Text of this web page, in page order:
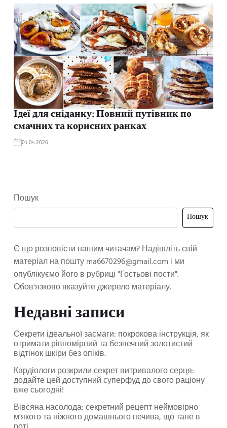
Ідеї для сніданку: Повний путівник по
смачних та корисних ранках
01.04.2026
Пошук
Пошук
Є що розповісти нашим читачам? Надішліть свій
матеріал на поштуma6670296@gmail.com і ми
опублікуємо його в рубриці "Гостьові пости".
Обов'язково вказуйте джерело матеріалу.
Недавні записи
Секрети ідеальної засмаги: покрокова інструкція, як
отримати рівномірний та безпечний золотистий
відтінок шкіри без опіків.
Кардіологи розкрили секрет витривалого серця:
додайте цей доступний суперфуд до свого раціону
вже сьогодні!
Вівсяна насолода: секретний рецепт неймовірно
м’якого та ніжного домашнього печива, що тане в